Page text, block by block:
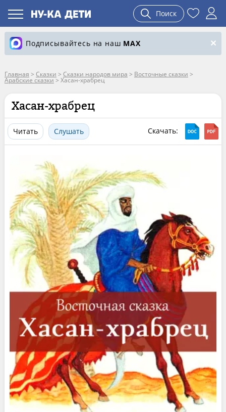
Поиск
Подписывайтесь на наш MAX
Главная > Сказки > Сказки народов мира > Восточные сказки >
Арабские сказки> Хасан-храбрец
Хасан-храбрец
Читать Слушать Скачать: